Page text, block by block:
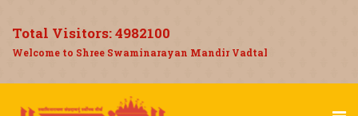
Total Visitors:4982100
Welcome to Shree Swaminarayan Mandir Vadtal